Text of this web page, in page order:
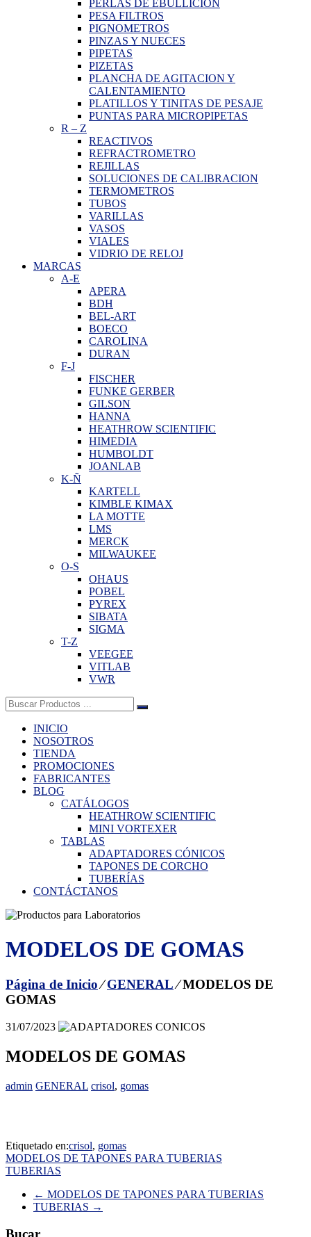
PERLAS DE EBULLICION
PESA FILTROS
PIGNOMETROS
PINZAS Y NUECES
PIPETAS
PIZETAS
PLANCHA DE AGITACION Y
CALENTAMIENTO
PLATILLOS Y TINITAS DE PESAJE
PUNTAS PARA MICROPIPETAS
R – Z
REACTIVOS
REFRACTROMETRO
REJILLAS
SOLUCIONES DE CALIBRACION
TERMOMETROS
TUBOS
VARILLAS
VASOS
VIALES
VIDRIO DE RELOJ
MARCAS
A-E
APERA
BDH
BEL-ART
BOECO
CAROLINA
DURAN
F-J
FISCHER
FUNKE GERBER
GILSON
HANNA
HEATHROW SCIENTIFIC
HIMEDIA
HUMBOLDT
JOANLAB
K-Ñ
KARTELL
KIMBLE KIMAX
LA MOTTE
LMS
MERCK
MILWAUKEE
O-S
OHAUS
POBEL
PYREX
SIBATA
SIGMA
T-Z
VEEGEE
VITLAB
VWR
Buscar:
INICIO
NOSOTROS
TIENDA
PROMOCIONES
FABRICANTES
BLOG
CATÁLOGOS
HEATHROW SCIENTIFIC
MINI VORTEXER
TABLAS
ADAPTADORES CÓNICOS
TAPONES DE CORCHO
TUBERÍAS
CONTÁCTANOS
MODELOS DE GOMAS
Página de Inicio⁄GENERAL⁄MODELOS DE
GOMAS
31/07/2023
MODELOS DE GOMAS
admin GENERAL crisol, gomas
Etiquetado en:crisol, gomas
Navegación
de
entradas
MODELOS DE TAPONES PARA TUBERIAS
TUBERIAS
← MODELOS DE TAPONES PARA TUBERIAS
TUBERIAS →
Bucar